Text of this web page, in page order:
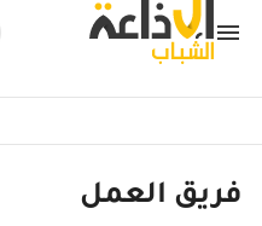
فريق العمل